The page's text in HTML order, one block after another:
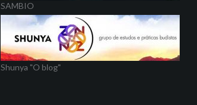
SAMBIO
Shunya "O blog"